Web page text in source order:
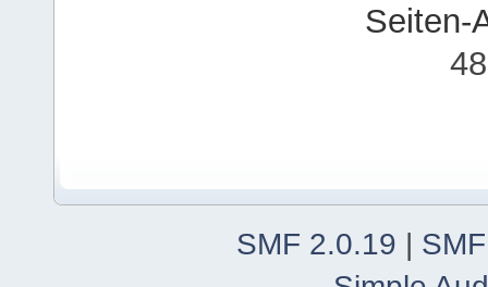
Seiten-
SMF 2.0.19 |